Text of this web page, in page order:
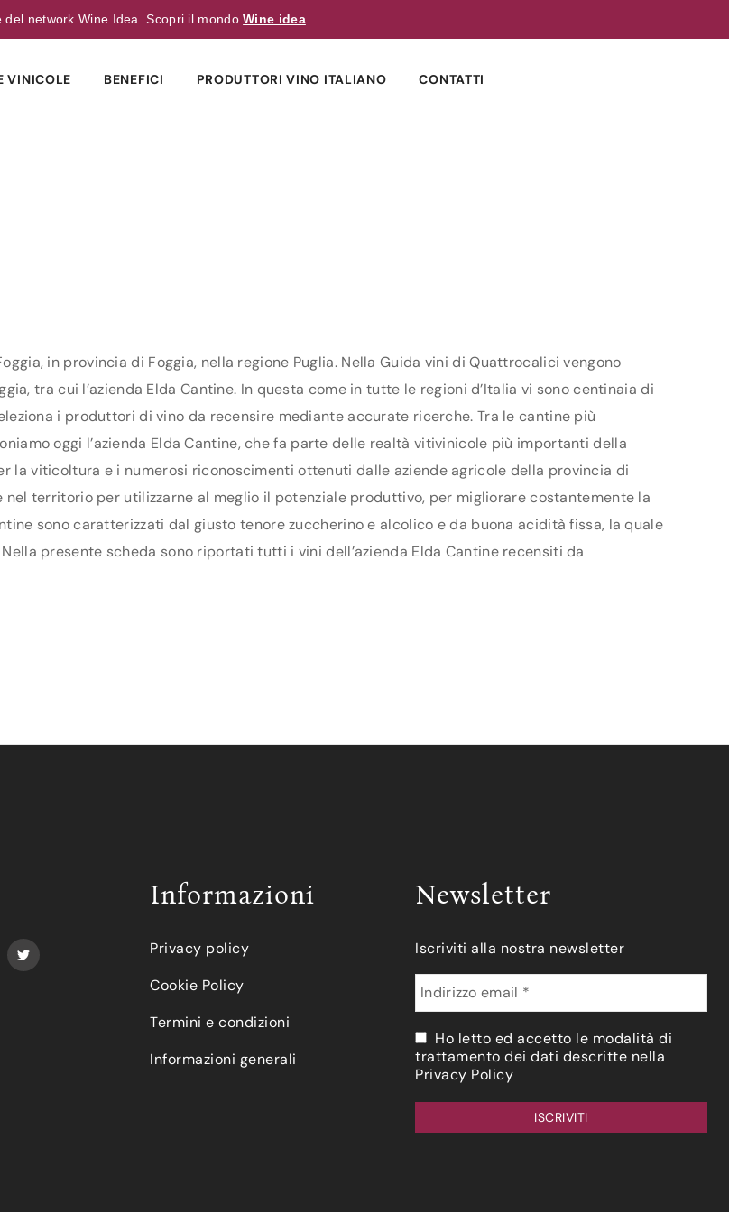
del network Wine Idea. Scopri il mondoWine idea
VINICOLE BENEFICI PRODUTTORI VINO ITALIANO CONTATTI
in provincia di Foggia, nella regione Puglia. Nella Guida vini di Quattrocalici vengono
tra cui l’azienda Elda Cantine. In questa come in tutte le regioni d’Italia vi sono centinaia di
i produttori di vino da recensire mediante accurate ricerche. Tra le cantine più
oggi l’azienda Elda Cantine, che fa parte delle realtà vitivinicole più importanti della
la viticoltura e i numerosi riconoscimenti ottenuti dalle aziende agricole della provincia di
territorio per utilizzarne al meglio il potenziale produttivo, per migliorare costantemente la
sono caratterizzati dal giusto tenore zuccherino e alcolico e da buona acidità fissa, la quale
presente scheda sono riportati tutti i vini dell’azienda Elda Cantine recensiti da
Informazioni
Privacy policy
Cookie Policy
Termini e condizioni
Informazioni generali
Newsletter
Iscriviti alla nostra newsletter
Ho letto ed accetto le modalità di
trattamento dei dati descritte nella
Privacy Policy